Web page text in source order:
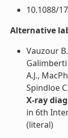
10.1088/
Alternative
Vauzour
Galimberti
A.J.,
Spindloe
X-ray
in 6th
(literal)